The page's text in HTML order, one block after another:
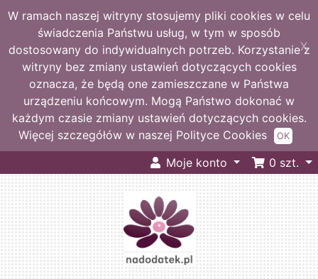
W ramach naszej witryny stosujemy pliki cookies w celu
świadczenia Państwu usług, w tym w sposób
dostosowany do indywidualnych potrzeb. Korzystanie z
witryny bez zmiany ustawień dotyczących cookies
oznacza, że będą one zamieszczane w Państwa
urządzeniu końcowym. Mogą Państwo dokonać w
każdym czasie zmiany ustawień dotyczących cookies.
Więcej szczegółów w naszej Polityce Cookies
X
OK
Moje konto 0 szt.